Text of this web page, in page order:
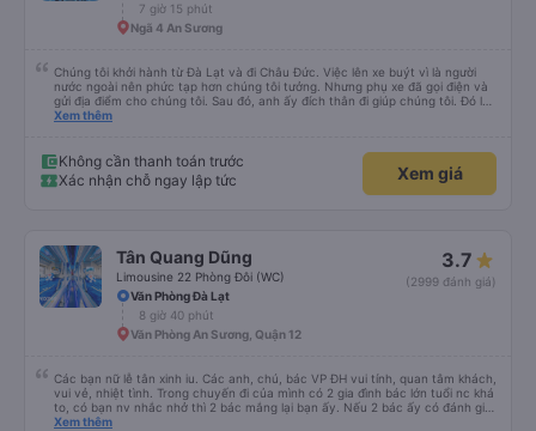
7 giờ 15 phút
Ngã 4 An Sương
Chúng tôi khởi hành từ Đà Lạt và đi Châu Đức. Việc lên xe buýt vì là người
nước ngoài nên phức tạp hơn chúng tôi tưởng. Nhưng phụ xe đã gọi điện và
gửi địa điểm cho chúng tôi. Sau đó, anh ấy đích thân đi giúp chúng tôi. Đó là
lần đầu tiên đi xe giường nằm với hai đứa trẻ nhỏ khá thú vị. Chúng tôi không
điểm dừng, họ đánh thức chúng tôi dậy và đảm bảo chúng tôi đã sẵn sàng.
Nhìn chung, đó là một trải nghiệm tốt. Mỗi giường đều có gối và chăn, và đủ
chỗ cho 1 người lớn và 1 trẻ em nằm thoải mái.
Xem thêm
Không cần thanh toán trước
Xác nhận chỗ ngay lập tức
Xem giá
Tân Quang Dũng
Limousine 22 Phòng Đôi (WC)
3.7
(2999 đánh giá)
Văn Phòng Đà Lạt
8 giờ 40 phút
Văn Phòng An Sương, Quận 12
Các bạn nữ lễ tân xinh iu. Các anh, chú, bác VP ĐH vui tính, quan tâm khách,
vui vẻ, nhiệt tình. Trong chuyến đi của mình có 2 gia đình bác lớn tuổi nc khá
to, có bạn nv nhắc nhở thì 2 bác mắng lại bạn ấy. Nếu 2 bác ấy có đánh giá
xấu thì mình ngược lại nha. Bạn ấy nhắc nhở rất đúng. 2 bác nói rất to. To
Xem thêm